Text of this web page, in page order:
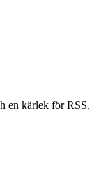
en kärlek för RSS.